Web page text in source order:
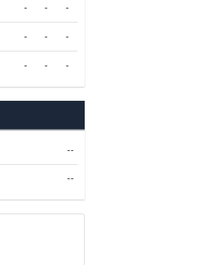
- - -
- - -
- - -
--
--